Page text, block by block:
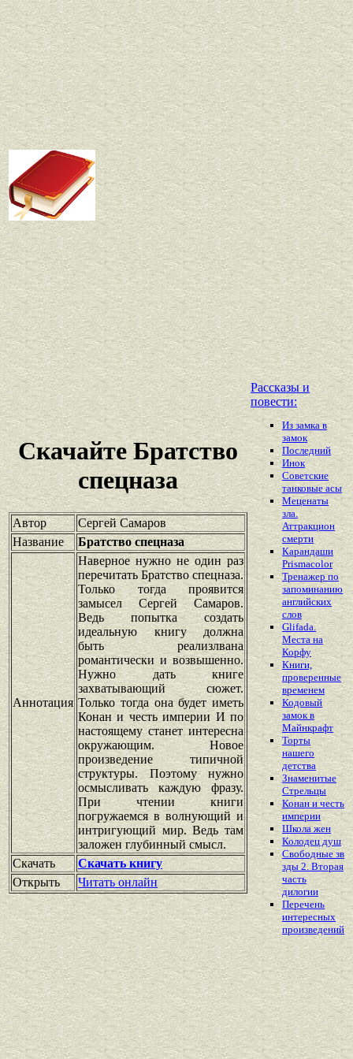
Скачайте Братство
спецназа
Автор
Сергей Самаров
Название
Братство спецназа
Аннотация
Наверное нужно не один раз
перечитать Братство спецназа.
Только тогда проявится
замысел Сергей Самаров.
Ведь попытка создать
идеальную книгу должна
быть реализлвана
романтически и возвышенно.
Нужно дать книге
захватывающий сюжет.
Только тогда она будет иметь
Конан и честь империи И по
настоящему станет интересна
окружающим. Новое
произведение типичной
структуры. Поэтому нужно
осмысливать каждую фразу.
При чтении книги
погружаемся в волнующий и
интригующий мир. Ведь там
заложен глубинный смысл.
Скачать
Скачать книгу
Открыть
Читать онлайн
Рассказы и
повести:
Из замка в
замок
Последний
Инок
Советские
танковые асы
Меценаты
зла.
Аттракцион
смерти
Карандаши
Prismacolor
Тренажер по
запоминанию
английских
слов
Glifada.
Места на
Корфу
Книги,
проверенные
временем
Кодовый
замок в
Майнкрафт
Торты
нашего
детства
Знаменитые
Стрельцы
Конан и честь
империи
Школа жен
Колодец душ
Свободные зв
зды 2. Вторая
часть
дилогии
Перечень
интересных
произведений